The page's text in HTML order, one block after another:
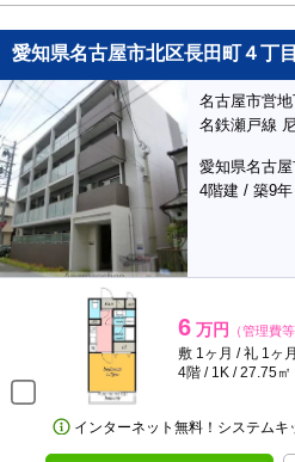
愛知県名古屋市北区長田町４丁目
名古屋市営
名鉄瀬戸線
愛知県名古
4階建 / 築9年
6 万円 （管理費
敷 1ヶ月 / 礼 1ヶ月
4階 / 1K / 27.75㎡
インターネット無料！システムキ